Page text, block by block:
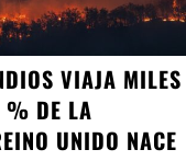
VIAJA MILES
% DE LA
UNIDO NACE